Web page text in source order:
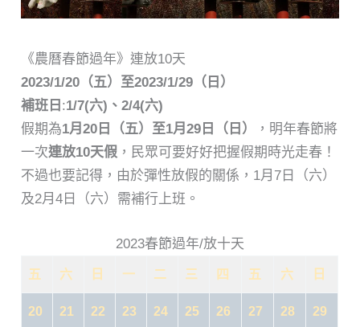
《農曆春節過年》連放10天
2023/1/20（五）至2023/1/29（日）
補班日 :1/7(六)、2/4(六)
假期為1月20日（五）至1月29日（日）
，明年春節將
一次連放10天假 ，民眾可要好好把握假期時光走春！
不過也要記得，由於彈性放假的關係，1月7日（六）
及2月4日（六）需補行上班。
2023春節過年/放十天
五 六 日 一 二 三 四 五 六 日
20 21 22 23 24 25 26 27 28 29